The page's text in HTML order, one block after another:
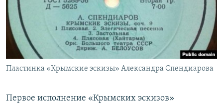
Пластинка «Крымские эскизы» Александра Спендиарова
Первое исполнение «Крымских эскизов»